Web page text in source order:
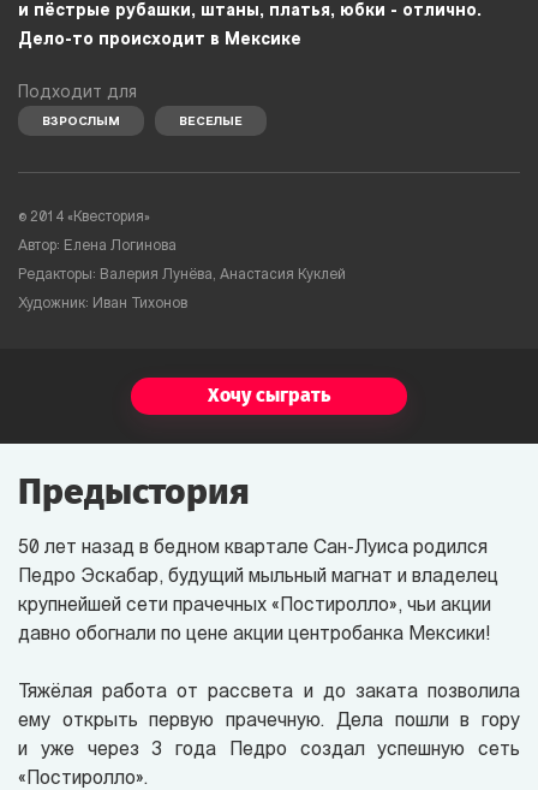
и пёстрые рубашки, штаны, платья, юбки - отлично.
Дело-то происходит в Мексике
Подходит для
ВЗРОСЛЫМ ВЕСЕЛЫЕ
© 2014 «Квестория»
Автор: Елена Логинова
Редакторы: Валерия Лунёва, Анастасия Куклей
Художник: Иван Тихонов
Хочу сыграть
Предыстория
50 лет назад в бедном квартале Сан-Луиса родился
Педро Эскабар, будущий мыльный магнат и владелец
крупнейшей сети прачечных «Постиролло», чьи акции
давно обогнали по цене акции центробанка Мексики!
Тяжёлая работа от рассвета и до заката позволила
ему открыть первую прачечную. Дела пошли в гору
и уже через 3 года Педро создал успешную сеть
«Постиролло».